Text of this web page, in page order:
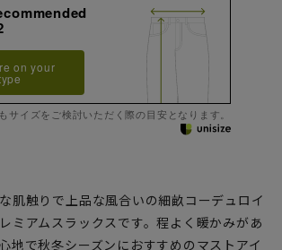
on your
サイズをご検討いただく際の目安となります。
肌触りで上品な風合いの細畝コーデュロイ
ミアムスラックスです。程よく暖かみがあ
地で秋冬シーズンにおすすめのマストアイ